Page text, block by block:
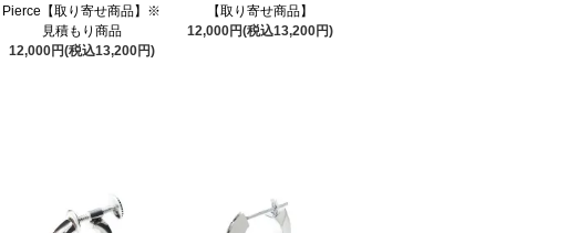
Pierce【取り寄せ商品】※
見積もり商品
12,000円(税込13,200円)
【取り寄せ商品】
12,000円(税込13,200円)